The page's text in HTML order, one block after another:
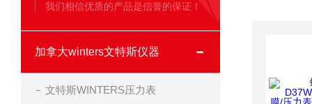
我们相信优质的产品是信誉的保证！
加拿大winters文特斯仪器
文特斯WINTERS压力表